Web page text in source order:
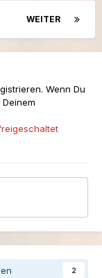
WEITER
Wenn Du
2